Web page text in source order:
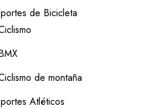
de Bicicleta
de montaña
Atléticos